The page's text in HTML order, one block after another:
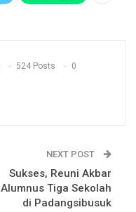
524 Posts 0
NEXT POST
Sukses, Reuni Akbar
Alumnus Tiga Sekolah
di Padangsibusuk